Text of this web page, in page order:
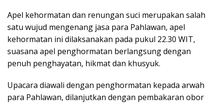
Apel kehormatan dan renungan suci merupakan salah
satu wujud mengenang jasa para Pahlawan, apel
kehormatan ini dilaksanakan pada pukul 22.30 WIT,
suasana apel penghormatan berlangsung dengan
penuh penghayatan, hikmat dan khusyuk.
Upacara diawali dengan penghormatan kepada arwah
para Pahlawan, dilanjutkan dengan pembakaran obor